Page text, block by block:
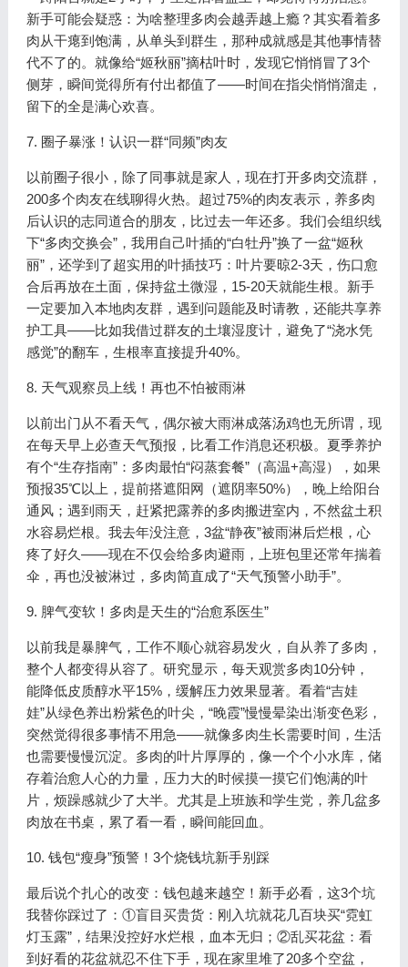
新手可能会疑惑：为啥整理多肉会越弄越上瘾？其实看着多
肉从干瘪到饱满，从单头到群生，那种成就感是其他事情替
代不了的。就像给“姬秋丽”摘枯叶时，发现它悄悄冒了3个
侧芽，瞬间觉得所有付出都值了——时间在指尖悄悄溜走，
留下的全是满心欢喜。
7. 圈子暴涨！认识一群“同频”肉友
以前圈子很小，除了同事就是家人，现在打开多肉交流群，
200多个肉友在线聊得火热。超过75%的肉友表示，养多肉
后认识的志同道合的朋友，比过去一年还多。我们会组织线
下“多肉交换会”，我用自己叶插的“白牡丹”换了一盆“姬秋
丽”，还学到了超实用的叶插技巧：叶片要晾2-3天，伤口愈
合后再放在土面，保持盆土微湿，15-20天就能生根。新手
一定要加入本地肉友群，遇到问题能及时请教，还能共享养
护工具——比如我借过群友的土壤湿度计，避免了“浇水凭
感觉”的翻车，生根率直接提升40%。
8. 天气观察员上线！再也不怕被雨淋
以前出门从不看天气，偶尔被大雨淋成落汤鸡也无所谓，现
在每天早上必查天气预报，比看工作消息还积极。夏季养护
有个“生存指南”：多肉最怕“闷蒸套餐”（高温+高湿），如果
预报35℃以上，提前搭遮阳网（遮阴率50%），晚上给阳台
通风；遇到雨天，赶紧把露养的多肉搬进室内，不然盆土积
水容易烂根。我去年没注意，3盆“静夜”被雨淋后烂根，心
疼了好久——现在不仅会给多肉避雨，上班包里还常年揣着
伞，再也没被淋过，多肉简直成了“天气预警小助手”。
9. 脾气变软！多肉是天生的“治愈系医生”
以前我是暴脾气，工作不顺心就容易发火，自从养了多肉，
整个人都变得从容了。研究显示，每天观赏多肉10分钟，
能降低皮质醇水平15%，缓解压力效果显著。看着“吉娃
娃”从绿色养出粉紫色的叶尖，“晚霞”慢慢晕染出渐变色彩，
突然觉得很多事情不用急——就像多肉生长需要时间，生活
也需要慢慢沉淀。多肉的叶片厚厚的，像一个个小水库，储
存着治愈人心的力量，压力大的时候摸一摸它们饱满的叶
片，烦躁感就少了大半。尤其是上班族和学生党，养几盆多
肉放在书桌，累了看一看，瞬间能回血。
10. 钱包“瘦身”预警！3个烧钱坑新手别踩
最后说个扎心的改变：钱包越来越空！新手必看，这3个坑
我替你踩过了：①盲目买贵货：刚入坑就花几百块买“霓虹
灯玉露”，结果没控好水烂根，血本无归；②乱买花盆：看
到好看的花盆就忍不住下手，现在家里堆了20多个空盆，